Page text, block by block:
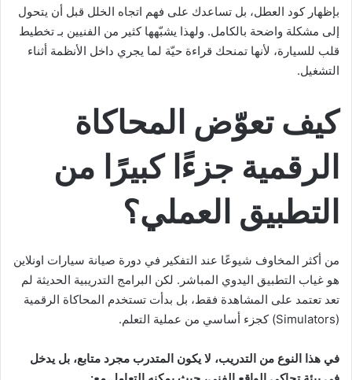
بإظهار كود العطل، بل تساعدك على فهم اتجاه الخلل قبل أن يتحول
إلى مشكلة واضحة بالكامل. ولهذا يشبّهها كثير من الفنيين بـ تخطيط
قلب للسيارة، لأنها تمنحك قراءة حيّة لما يجري داخل الأنظمة أثناء
التشغيل.
كيف تعوّض المحاكاة
الرقمية جزءًا كبيرًا من
التطبيق العملي؟
من أكثر المخاوف شيوعًا عند التفكير في دورة صيانة سيارات اونلاين
هو غياب التطبيق اليدوي المباشر. لكن البرامج التدريبية الحديثة لم
تعد تعتمد على المشاهدة فقط، بل بدأت تستخدم المحاكاة الرقمية
(Simulators) كجزء أساسي من عملية التعلم.
في هذا النوع من التدريب، لا يكون المتدرب مجرد متابع، بل يدخل